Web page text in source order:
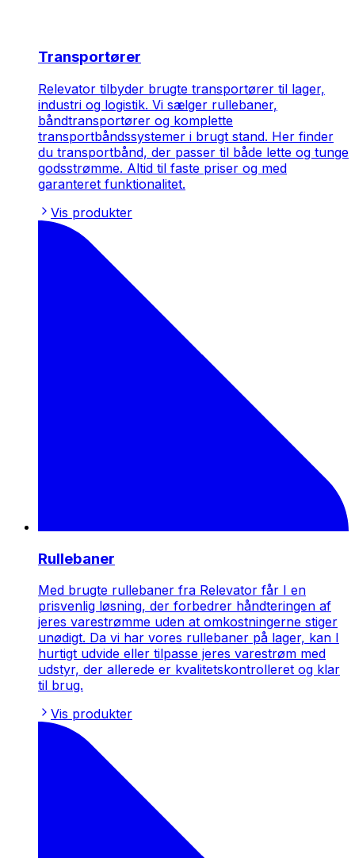
Transportører
Relevator tilbyder brugte transportører til lager,
industri og logistik. Vi sælger rullebaner,
båndtransportører og komplette
transportbåndssystemer i brugt stand. Her finder
du transportbånd, der passer til både lette og tunge
godsstrømme. Altid til faste priser og med
garanteret funktionalitet.
Vis produkter
Rullebaner
Med brugte rullebaner fra Relevator får I en
prisvenlig løsning, der forbedrer håndteringen af
jeres varestrømme uden at omkostningerne stiger
unødigt. Da vi har vores rullebaner på lager, kan I
hurtigt udvide eller tilpasse jeres varestrøm med
udstyr, der allerede er kvalitetskontrolleret og klar
til brug.
Vis produkter